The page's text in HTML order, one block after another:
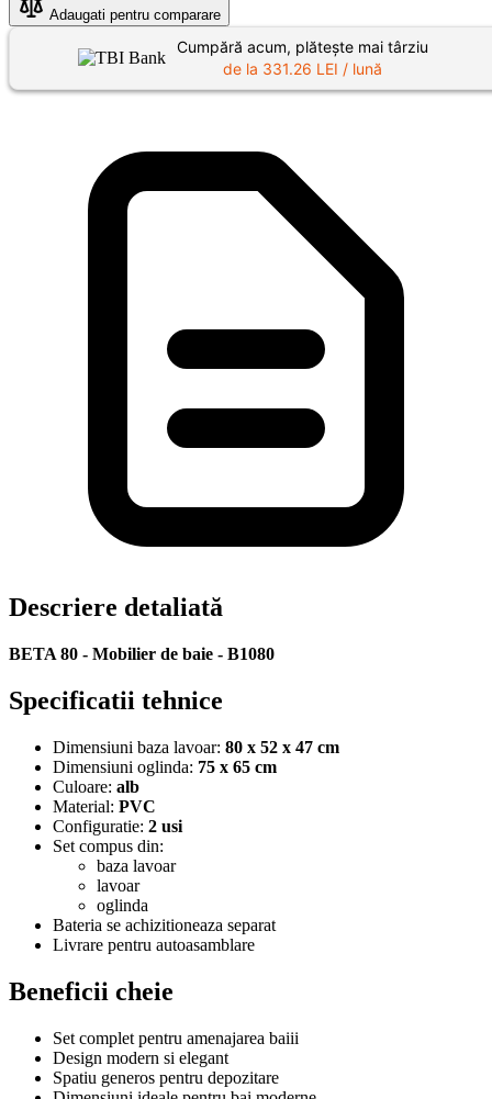
Adaugati pentru comparare
Cumpără acum, plătește mai târziu
de la 331.26 LEI / lună
Descriere detaliată
BETA 80 - Mobilier de baie - B1080
Specificatii tehnice
Dimensiuni baza lavoar: 80 x 52 x 47 cm
Dimensiuni oglinda: 75 x 65 cm
Culoare: alb
Material: PVC
Configuratie: 2 usi
Set compus din:
baza lavoar
lavoar
oglinda
Bateria se achizitioneaza separat
Livrare pentru autoasamblare
Beneficii cheie
Set complet pentru amenajarea baiii
Design modern si elegant
Spatiu generos pentru depozitare